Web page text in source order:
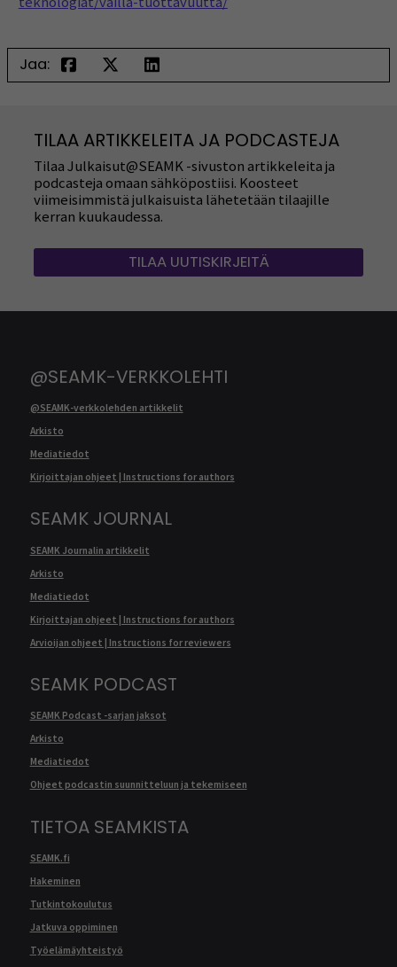
Jaa:
TILAA ARTIKKELEITA JA PODCASTEJA
Tilaa Julkaisut@SEAMK -sivuston artikkeleita ja
podcasteja omaan sähköpostiisi. Koosteet
viimeisimmistä julkaisuista lähetetään tilaajille
kerran kuukaudessa.
TILAA UUTISKIRJEITÄ
@SEAMK-VERKKOLEHTI
@SEAMK-verkkolehden artikkelit
Arkisto
Mediatiedot
Kirjoittajan ohjeet | Instructions for authors
SEAMK JOURNAL
SEAMK Journalin artikkelit
Arkisto
Mediatiedot
Kirjoittajan ohjeet | Instructions for authors
Arvioijan ohjeet | Instructions for reviewers
SEAMK PODCAST
SEAMK Podcast -sarjan jaksot
Arkisto
Mediatiedot
Ohjeet podcastin suunnitteluun ja tekemiseen
TIETOA SEAMKISTA
SEAMK.fi
Hakeminen
Tutkintokoulutus
Jatkuva oppiminen
Työelämäyhteistyö